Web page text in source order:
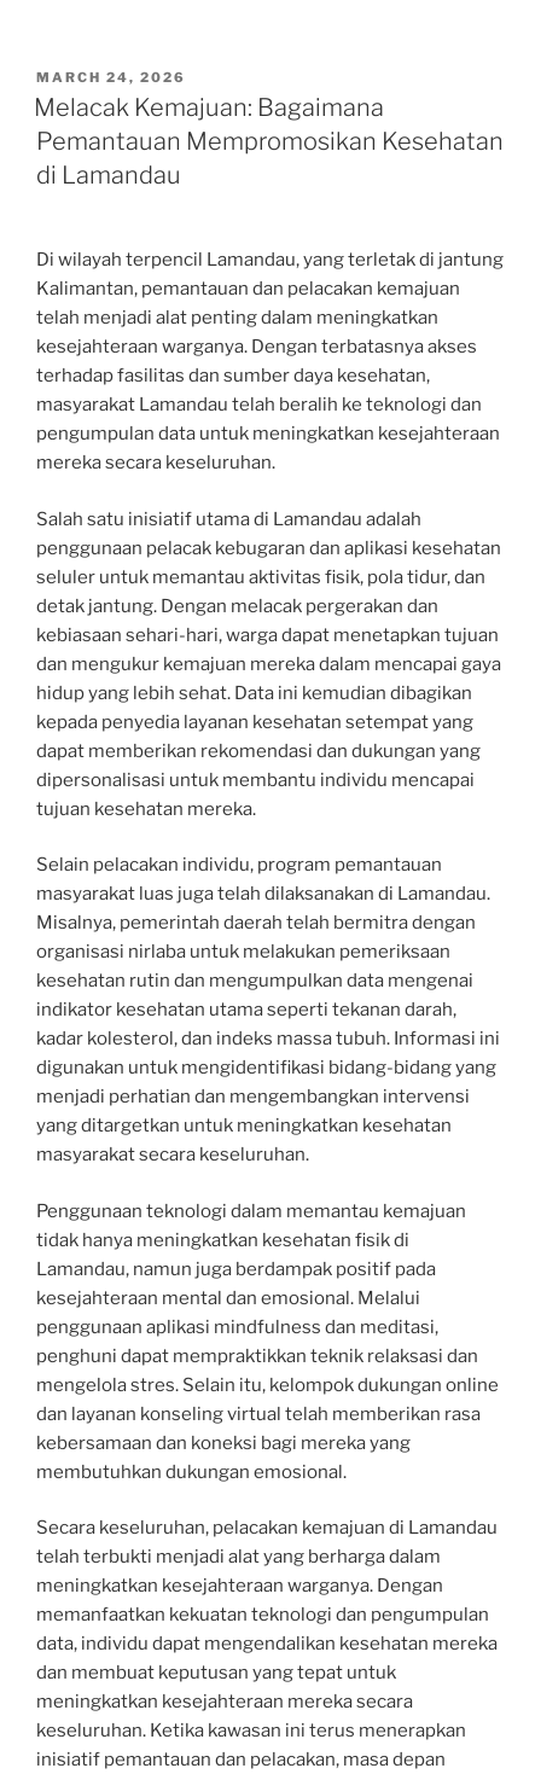
POSTED
ON
MARCH 24, 2026
Melacak Kemajuan: Bagaimana
Pemantauan Mempromosikan Kesehatan
di Lamandau
Di wilayah terpencil Lamandau, yang terletak di jantung
Kalimantan, pemantauan dan pelacakan kemajuan
telah menjadi alat penting dalam meningkatkan
kesejahteraan warganya. Dengan terbatasnya akses
terhadap fasilitas dan sumber daya kesehatan,
masyarakat Lamandau telah beralih ke teknologi dan
pengumpulan data untuk meningkatkan kesejahteraan
mereka secara keseluruhan.
Salah satu inisiatif utama di Lamandau adalah
penggunaan pelacak kebugaran dan aplikasi kesehatan
seluler untuk memantau aktivitas fisik, pola tidur, dan
detak jantung. Dengan melacak pergerakan dan
kebiasaan sehari-hari, warga dapat menetapkan tujuan
dan mengukur kemajuan mereka dalam mencapai gaya
hidup yang lebih sehat. Data ini kemudian dibagikan
kepada penyedia layanan kesehatan setempat yang
dapat memberikan rekomendasi dan dukungan yang
dipersonalisasi untuk membantu individu mencapai
tujuan kesehatan mereka.
Selain pelacakan individu, program pemantauan
masyarakat luas juga telah dilaksanakan di Lamandau.
Misalnya, pemerintah daerah telah bermitra dengan
organisasi nirlaba untuk melakukan pemeriksaan
kesehatan rutin dan mengumpulkan data mengenai
indikator kesehatan utama seperti tekanan darah,
kadar kolesterol, dan indeks massa tubuh. Informasi ini
digunakan untuk mengidentifikasi bidang-bidang yang
menjadi perhatian dan mengembangkan intervensi
yang ditargetkan untuk meningkatkan kesehatan
masyarakat secara keseluruhan.
Penggunaan teknologi dalam memantau kemajuan
tidak hanya meningkatkan kesehatan fisik di
Lamandau, namun juga berdampak positif pada
kesejahteraan mental dan emosional. Melalui
penggunaan aplikasi mindfulness dan meditasi,
penghuni dapat mempraktikkan teknik relaksasi dan
mengelola stres. Selain itu, kelompok dukungan online
dan layanan konseling virtual telah memberikan rasa
kebersamaan dan koneksi bagi mereka yang
membutuhkan dukungan emosional.
Secara keseluruhan, pelacakan kemajuan di Lamandau
telah terbukti menjadi alat yang berharga dalam
meningkatkan kesejahteraan warganya. Dengan
memanfaatkan kekuatan teknologi dan pengumpulan
data, individu dapat mengendalikan kesehatan mereka
dan membuat keputusan yang tepat untuk
meningkatkan kesejahteraan mereka secara
keseluruhan. Ketika kawasan ini terus menerapkan
inisiatif pemantauan dan pelacakan, masa depan